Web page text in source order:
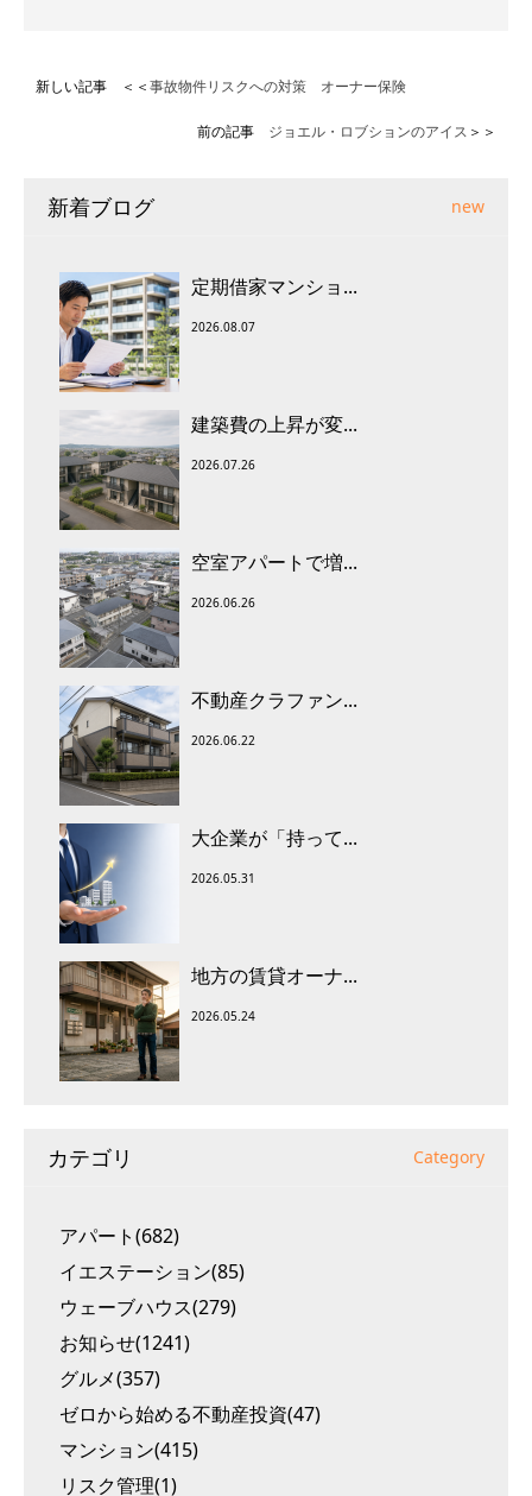
新しい記事 ＜＜事故物件リスクへの対策 オーナー保険
前の記事 ジョエル・ロブションのアイス ＞＞
新着ブログ new
定期借家マンショ...
2026.08.07
建築費の上昇が変...
2026.07.26
空室アパートで増...
2026.06.26
不動産クラファン...
2026.06.22
大企業が「持って...
2026.05.31
地方の賃貸オーナ...
2026.05.24
カテゴリ Category
アパート(682)
イエステーション(85)
ウェーブハウス(279)
お知らせ(1241)
グルメ(357)
ゼロから始める不動産投資(47)
マンション(415)
リスク管理(1)